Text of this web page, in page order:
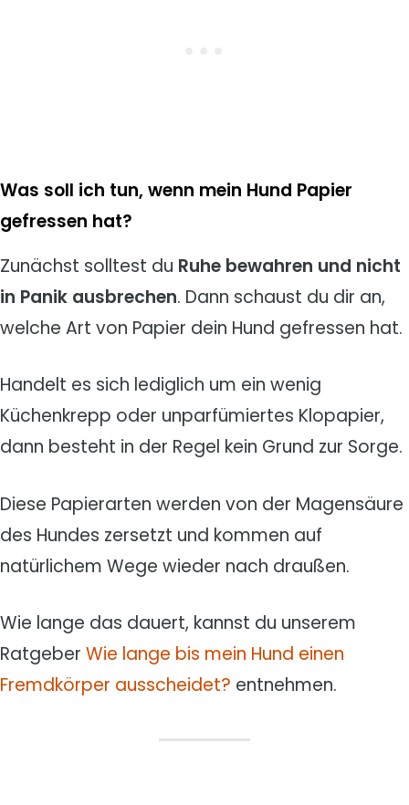
Was soll ich tun, wenn mein Hund Papier
gefressen hat?
Zunächst solltest du Ruhe bewahren und nicht
in Panik ausbrechen. Dann schaust du dir an,
welche Art von Papier dein Hund gefressen hat.
Handelt es sich lediglich um ein wenig
Küchenkrepp oder unparfümiertes Klopapier,
dann besteht in der Regel kein Grund zur Sorge.
Diese Papierarten werden von der Magensäure
des Hundes zersetzt und kommen auf
natürlichem Wege wieder nach draußen.
Wie lange das dauert, kannst du unserem
Ratgeber Wie lange bis mein Hund einen
Fremdkörper ausscheidet? entnehmen.